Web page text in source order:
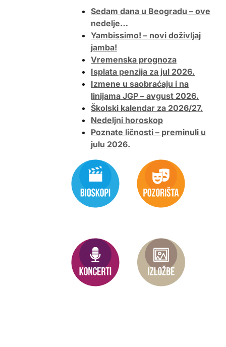
Sedam dana u Beogradu – ove
nedelje…
Yambissimo! – novi doživljaj
jamba!
Vremenska prognoza
Isplata penzija za jul 2026.
Izmene u saobraćaju i na
linijama JGP – avgust 2026.
Školski kalendar za 2026/27.
Nedeljni horoskop
Poznate ličnosti – preminuli u
julu 2026.